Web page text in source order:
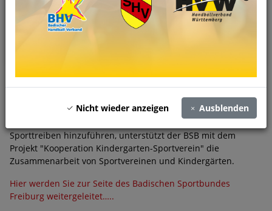
Saison 2025/2026
Um Kinder im Vorschulalter zu lebenslangem Bewegen und
Sporttreiben hinzuführen, unterstützt der BSB mit dem
Projekt "Kooperation Kindergarten-Sportverein" die
Zusammenarbeit von Sportvereinen und Kindergärten.
Hier werden Sie zur Seite des Badischen Sportbundes
Freiburg weitergeleitet…..
Nicht wieder anzeigen Ausblenden